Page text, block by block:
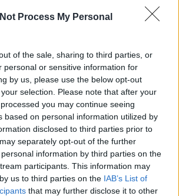
Process My Personal
of the sale, sharing to third parties, or
personal or sensitive information for
by us, please use the below opt-out
selection. Please note that after your
you may continue seeing
based on personal information utilized by
disclosed to third parties prior to
separately opt-out of the further
information by third parties on the
participants. This information may
us to third parties on the IAB’s List of
that may further disclose it to other
Úgy határoztak, hogy
Krisztina névnapon,
- az arra érdemes
vagy művészférjnek -
Kárpáti Tamás.
díjas Geisler Edit a Gundel
ünnepségen elmondta az
nagyon örül a kitüntetésnek,
Gyémánt Krisztinát, aki
hanem titkára és "őrangyala"
férjének.